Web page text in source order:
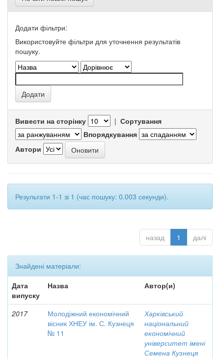
Додати фільтри:
Використовуйте фільтри для уточнення результатів
пошуку.
Вивести на сторінку | Сортування
Впорядкування
Автори
Результати 1-1 зі 1 (час пошуку: 0.003 секунди).
назад 1 далі
Знайдені матеріали:
Дата
випуску
Назва Автор(и)
2017
Молодіжний економічний
вісник ХНЕУ ім. С. Кузнеця
№ 11
Харківський
національний
економічний
університет імені
Семена Кузнеця